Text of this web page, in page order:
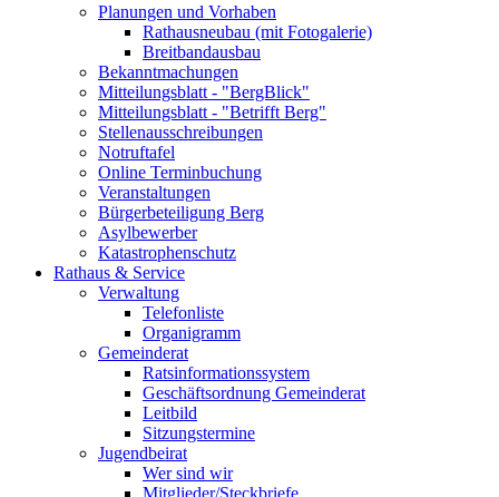
Planungen und Vorhaben
Rathausneubau (mit Fotogalerie)
Breitbandausbau
Bekanntmachungen
Mitteilungsblatt - "BergBlick"
Mitteilungsblatt - "Betrifft Berg"
Stellenausschreibungen
Notruftafel
Online Terminbuchung
Veranstaltungen
Bürgerbeteiligung Berg
Asylbewerber
Katastrophenschutz
Rathaus & Service
Verwaltung
Telefonliste
Organigramm
Gemeinderat
Ratsinformationssystem
Geschäftsordnung Gemeinderat
Leitbild
Sitzungstermine
Jugendbeirat
Wer sind wir
Mitglieder/Steckbriefe